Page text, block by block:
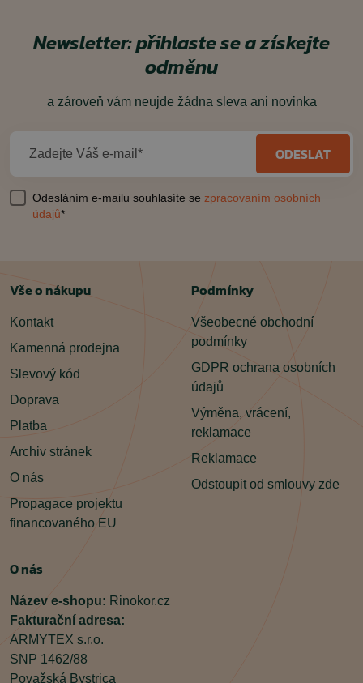
Newsletter: přihlaste se a získejte
odměnu
a zároveň vám neujde žádna sleva ani novinka
Zadejte Váš e-mail* ODESLAT
Odesláním e-mailu souhlasíte se zpracovaním osobních
údajů*
Vše o nákupu
Kontakt
Kamenná prodejna
Slevový kód
Doprava
Platba
Archiv stránek
O nás
Propagace projektu
financovaného EU
Podmínky
Všeobecné obchodní
podmínky
GDPR ochrana osobních
údajů
Výměna, vrácení,
reklamace
Reklamace
Odstoupit od smlouvy zde
O nás
Název e-shopu: Rinokor.cz
Fakturační adresa:
ARMYTEX s.r.o.
SNP 1462/88
Považská Bystrica